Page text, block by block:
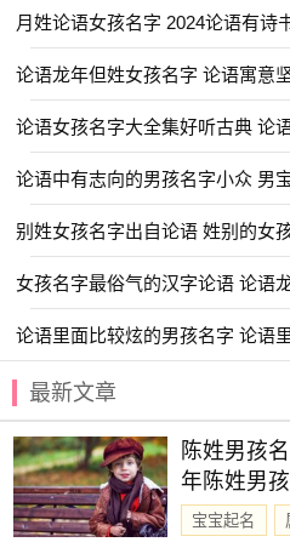
月姓论语女孩名字 2024论语有诗
论语龙年但姓女孩名字 论语寓意
论语女孩名字大全集好听古典 论
论语中有志向的男孩名字小众 男
别姓女孩名字出自论语 姓别的女
女孩名字最俗气的汉字论语 论语
论语里面比较炫的男孩名字 论语
最新文章
陈姓男孩
年陈姓男
宝宝起名